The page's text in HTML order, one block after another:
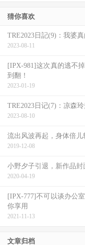
猜你喜欢
TRE2023日記(9)：我婆真
2023-08-11
[IPX-981]这次真的逃不
到翻！
2023-01-19
TRE2023日记(7)：凉森
2023-08-10
流出风波再起，身体倍儿
2019-12-08
小野夕子引退，新作品封
2020-04-19
[IPX-777]不可以谈办公
你享用
2021-11-13
文章归档